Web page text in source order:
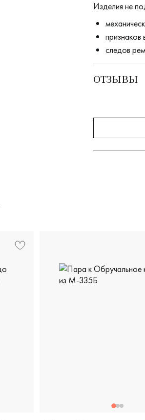
Изделия не
признаков
следов
ОТЗЫВЫ